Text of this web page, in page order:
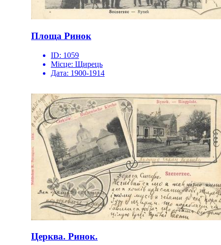
Площа Ринок
ID: 1059
Місце: Щирець
Дата: 1900-1914
Церква. Ринок.